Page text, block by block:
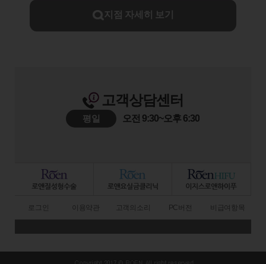
지점 자세히 보기
고객상담센터
평일 오전 9:30~오후 6:30
로그인 이용약관 고객의소리 PC버전 비급여항목